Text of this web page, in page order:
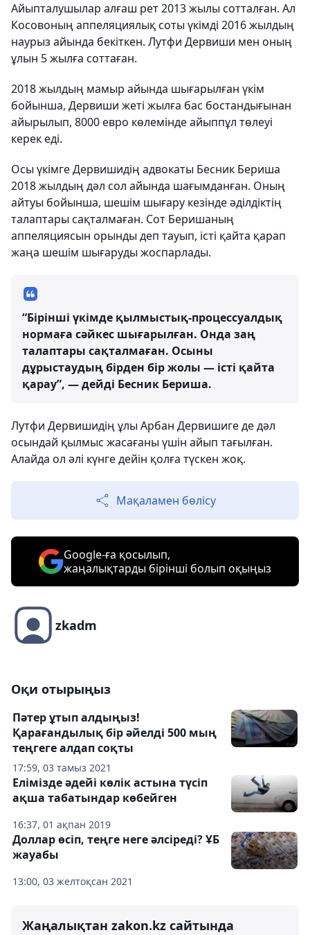
Айыпталушылар алғаш рет 2013 жылы сотталған. Ал
Косовоның аппеляциялық соты үкімді 2016 жылдың
наурыз айында бекіткен. Лутфи Дервиши мен оның
ұлын 5 жылға соттаған.
2018 жылдың мамыр айында шығарылған үкім
бойынша, Дервиши жеті жылға бас бостандығынан
айырылып, 8000 евро көлемінде айыппұл төлеуі
керек еді.
Осы үкімге Дервишидің адвокаты Бесник Бериша
2018 жылдың дәл сол айында шағымданған. Оның
айтуы бойынша, шешім шығару кезінде әділдіктің
талаптары сақталмаған. Сот Беришаның
аппеляциясын орынды деп тауып, істі қайта қарап
жаңа шешім шығаруды жоспарлады.
“Бірінші үкімде қылмыстық-процессуалдық
нормаға сәйкес шығарылған. Онда заң
талаптары сақталмаған. Осыны
дұрыстаудың бірден бір жолы — істі қайта
қарау”, — дейді Бесник Бериша.
Лутфи Дервишидің ұлы Арбан Дервишиге де дәл
осындай қылмыс жасағаны үшін айып тағылған.
Алайда ол әлі күнге дейін қолға түскен жоқ.
Мақаламен бөлісу
Google-ға қосылып,
жаңалықтарды бірінші болып оқыңыз
zkadm
Оқи отырыңыз
17:59, 03 тамыз 2021
Пәтер ұтып алдыңыз!
Қарағандылық бір әйелді 500 мың
теңгеге алдап соқты
16:37, 01 ақпан 2019
Елімізде әдейі көлік астына түсіп
ақша табатындар көбейген
13:00, 03 желтоқсан 2021
Доллар өсіп, теңге неге әлсіреді? ҰБ
жауабы
Жаңалықтан zakon.kz сайтында